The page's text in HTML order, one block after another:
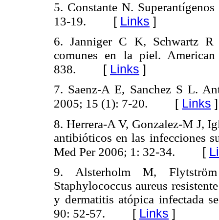
5. Constante N.
13-19. [ Links ]
6. Janniger C K, Schwartz R
comunes en la piel.
838. [ Links ]
7. Saenz-A E, Sanchez S L.
2005; 15 (1): 7-20. [ Links ]
8. Herrera-A V, Gonzalez-M J,
antibióticos en las infecciones
Med Per 2006; 1: 32-34. [
9. Alsterholm M,
Staphylococcus aureus
y dermatitis atópica infectada
90: 52-57. [ Links ]